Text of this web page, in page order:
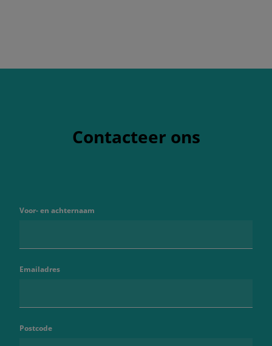
Contacteer ons
Voor- en achternaam
Emailadres
Postcode